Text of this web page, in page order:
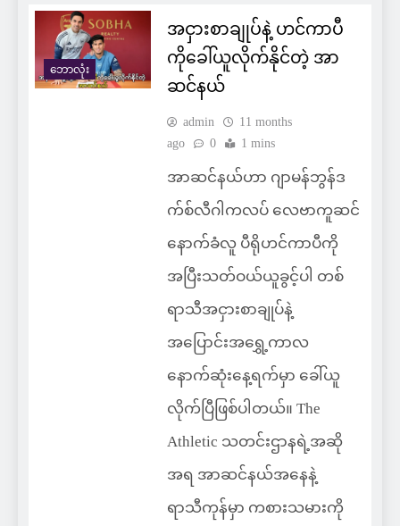
ဘောလုံး
အငှားစာချုပ်နဲ့ ဟင်ကာပီ
ကိုခေါ်ယူလိုက်နိုင်တဲ့ အာ
ဆင်နယ်
admin
11 months
ago
0 1 mins
အာဆင်နယ်ဟာ ဂျာမန်ဘွန်ဒ
က်စ်လီဂါကလပ် လေဗာကူဆင်
နောက်ခံလူ ပီရိုဟင်ကာပီကို
အပြီးသတ်ဝယ်ယူခွင့်ပါ တစ်
ရာသီအငှားစာချုပ်နဲ့
အပြောင်းအရွှေ့ကာလ
နောက်ဆုံးနေ့ရက်မှာ ခေါ်ယူ
လိုက်ပြီဖြစ်ပါတယ်။ The
Athletic သတင်းဌာနရဲ့အဆို
အရ အာဆင်နယ်အနေနဲ့
ရာသီကုန်မှာ ကစားသမားကို